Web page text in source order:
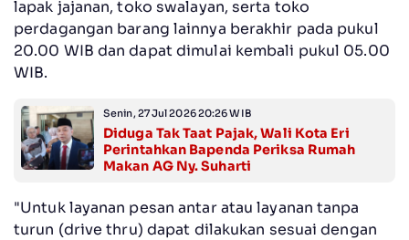
lapak jajanan, toko swalayan, serta toko
perdagangan barang lainnya berakhir pada pukul
20.00 WIB dan dapat dimulai kembali pukul 05.00
WIB.
Senin, 27 Jul 2026 20:26 WIB
Diduga Tak Taat Pajak, Wali Kota Eri
Perintahkan Bapenda Periksa Rumah
Makan AG Ny. Suharti
"Untuk layanan pesan antar atau layanan tanpa
turun (drive thru) dapat dilakukan sesuai dengan